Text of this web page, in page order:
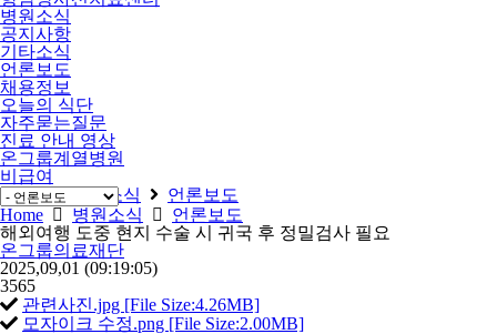
병원소식
공지사항
기타소식
언론보도
채용정보
오늘의 식단
자주묻는질문
진료 안내 영상
온그룹계열병원
비급여
Home
병원소식
언론보도
Home
병원소식
언론보도
해외여행 도중 현지 수술 시 귀국 후 정밀검사 필요
온그룹의료재단
2025,09,01 (09:19:05)
3565
관련사진.jpg [File Size:4.26MB]
모자이크 수정.png [File Size:2.00MB]